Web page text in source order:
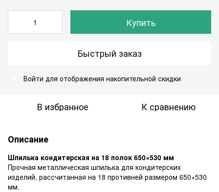
Купить
Быстрый заказ
Войти для отображения накопительной скидки
В избранное К сравнению
Описание
Шпилька кондитерская на 18 полок 650×530 мм
Прочная металлическая шпилька для кондитерских
изделий, рассчитанная на 18 противней размером 650×530
мм.